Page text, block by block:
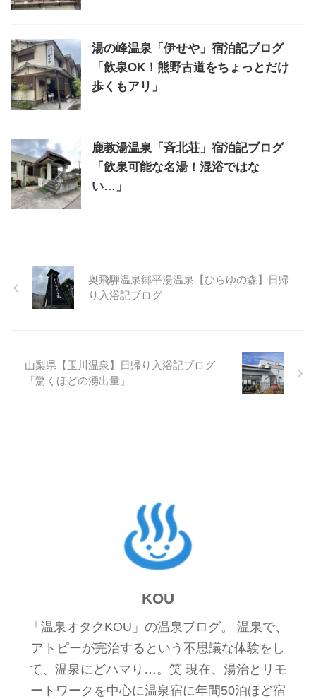
湯の峰温泉「伊せや」宿泊記ブログ
「飲泉OK！熊野古道をちょっとだけ
歩くもアリ」
鹿教湯温泉「斉北荘」宿泊記ブログ
「飲泉可能な名湯！混浴ではな
い…」
奥飛騨温泉郷平湯温泉【ひらゆの森】日帰
り入浴記ブログ
山梨県【玉川温泉】日帰り入浴記ブログ
「驚くほどの湧出量」
KOU
「温泉オタクKOU」の温泉ブログ。 温泉で、
アトピーが完治するという不思議な体験をし
て、温泉にどハマり…。笑 現在、湯治とリモ
ートワークを中心に温泉宿に年間50泊ほど宿